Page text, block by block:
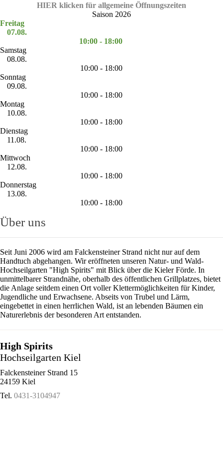
HIER klicken für allgemeine Öffnungszeiten
Saison 2026
Freitag
07.08.
10:00 - 18:00
Samstag
08.08.
10:00 - 18:00
Sonntag
09.08.
10:00 - 18:00
Montag
10.08.
10:00 - 18:00
Dienstag
11.08.
10:00 - 18:00
Mittwoch
12.08.
10:00 - 18:00
Donnerstag
13.08.
10:00 - 18:00
Über uns
Seit Juni 2006 wird am Falckensteiner Strand nicht nur auf dem
Handtuch abgehangen. Wir eröffneten unseren Natur- und Wald-
Hochseilgarten "High Spirits" mit Blick über die Kieler Förde. In
unmittelbarer Strandnähe, oberhalb des öffentlichen Grillplatzes, bietet
die Anlage seitdem einen Ort voller Klettermöglichkeiten für Kinder,
Jugendliche und Erwachsene. Abseits von Trubel und Lärm,
eingebettet in einen herrlichen Wald, ist an lebenden Bäumen ein
Naturerlebnis der besonderen Art entstanden.
High Spirits
Hochseilgarten Kiel
Falckensteiner Strand 15
24159 Kiel
Tel. 0431-3104947